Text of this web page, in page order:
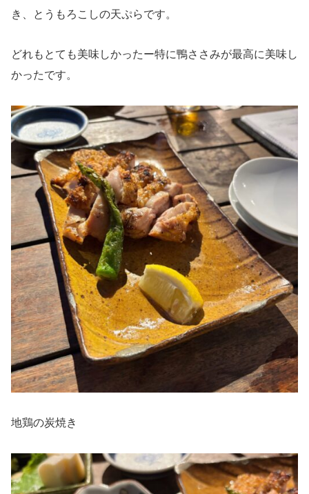
き、とうもろこしの天ぷらです。
どれもとても美味しかったー特に鴨ささみが最高に美味し
かったです。
地鶏の炭焼き